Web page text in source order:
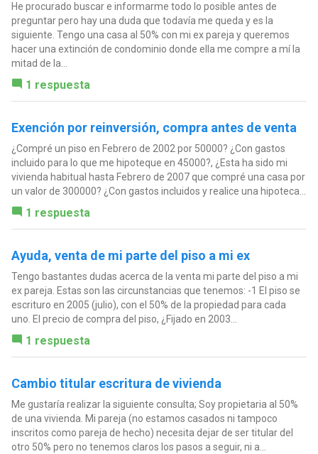
He procurado buscar e informarme todo lo posible antes de
preguntar pero hay una duda que todavía me queda y es la
siguiente. Tengo una casa al 50% con mi ex pareja y queremos
hacer una extinción de condominio donde ella me compre a mí la
mitad de la...
1 respuesta
Exención por reinversión, compra antes de venta
¿Compré un piso en Febrero de 2002 por 50000? ¿Con gastos
incluido para lo que me hipoteque en 45000?, ¿Esta ha sido mi
vivienda habitual hasta Febrero de 2007 que compré una casa por
un valor de 300000? ¿Con gastos incluidos y realice una hipoteca...
1 respuesta
Ayuda, venta de mi parte del piso a mi ex
Tengo bastantes dudas acerca de la venta mi parte del piso a mi
ex pareja. Estas son las circunstancias que tenemos: -1 El piso se
escrituro en 2005 (julio), con el 50% de la propiedad para cada
uno. El precio de compra del piso, ¿Fijado en 2003...
1 respuesta
Cambio titular escritura de vivienda
Me gustaría realizar la siguiente consulta; Soy propietaria al 50%
de una vivienda. Mi pareja (no estamos casados ni tampoco
inscritos como pareja de hecho) necesita dejar de ser titular del
otro 50% pero no tenemos claros los pasos a seguir, ni a...